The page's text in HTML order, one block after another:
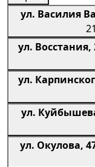
ул. Василия
ул. Восстания,
ул.
ул.
ул. Окулова,